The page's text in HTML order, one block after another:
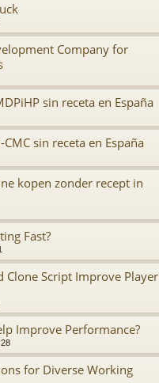
Company for
sin receta en España
sin receta en España
kopen zonder recept in
Fast?
Clone Script Improve Player
Improve Performance?
for Diverse Working